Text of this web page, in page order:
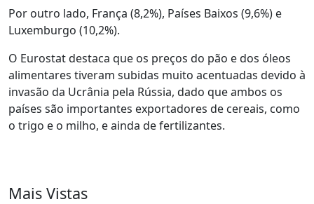
Por outro lado, França (8,2%), Países Baixos (9,6%) e
Luxemburgo (10,2%).
O Eurostat destaca que os preços do pão e dos óleos
alimentares tiveram subidas muito acentuadas devido à
invasão da Ucrânia pela Rússia, dado que ambos os
países são importantes exportadores de cereais, como
o trigo e o milho, e ainda de fertilizantes.
Mais Vistas